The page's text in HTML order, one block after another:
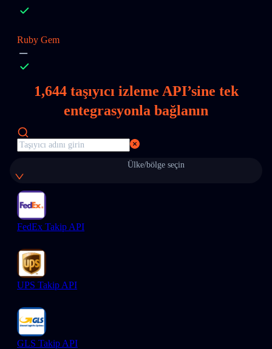
Ruby Gem
1,644taşıyıcı izleme API’sine tek
entegrasyonla bağlanın
Ülke/bölge seçin
FedEx Takip API
UPS Takip API
GLS Takip API